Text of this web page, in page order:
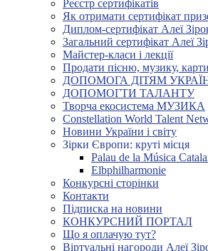
Реєстр сертифікатів
Як отримати сертифікат
Диплом-сертифікат Алеї
Загальний сертифікат Алеї
Майстер-класи і лекції
Продати пісню, музику,
ДОПОМОГА ДІТЯМ
ДОПОМОГТИ ТАЛАНТУ
Творча екосистема МУЗИКА
Constellation World Talent
Новини України і світу
Зірки Європи: круті місця
Palau de la Música
Elbphilharmonie
Конкурсні сторінки
Контакти
Підписка на новини
КОНКУРСНИЙ ПОРТАЛ
Що я оплачую тут?
Віртуальні нагороди Алеї